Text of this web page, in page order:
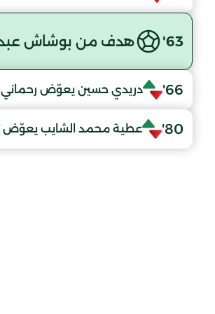
63' هدف من بوشاش عبد
66' دريدي حسين يعوّض رحماني
80' عطية محمد الشايب يعوّض